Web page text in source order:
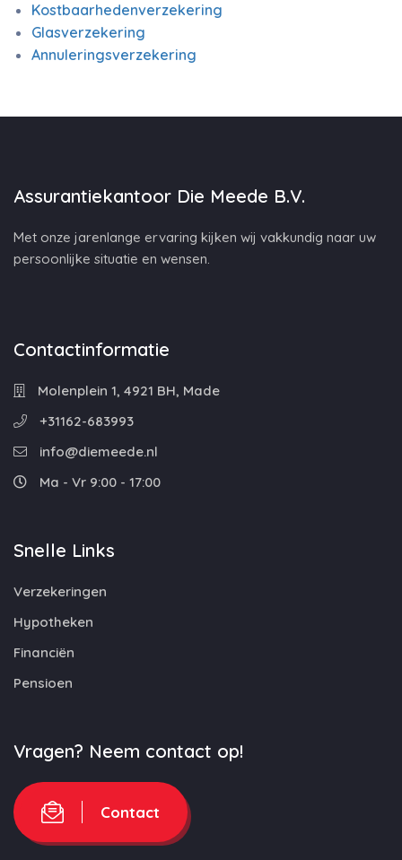
Kostbaarhedenverzekering
Glasverzekering
Annuleringsverzekering
Assurantiekantoor Die Meede B.V.
Met onze jarenlange ervaring kijken wij vakkundig naar uw
persoonlijke situatie en wensen.
Contactinformatie
Molenplein 1, 4921 BH, Made
+31162-683993
info@diemeede.nl
Ma - Vr 9:00 - 17:00
Snelle Links
Verzekeringen
Hypotheken
Financiën
Pensioen
Vragen? Neem contact op!
Contact